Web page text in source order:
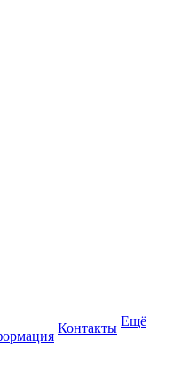
Контакты Ещё